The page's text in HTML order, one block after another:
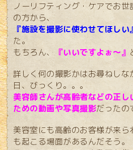
ノーリフティング・ケアでお
の方から、
『施設を撮影に使わせてほしい
た。
もちろん、『いいですよぉ～』
詳しく何の撮影かはお尋ねしな
日、びっくり。。。
美容師さんが高齢者などの正し
ための動画や写真撮影だったの
美容室にも高齢のお客様が来
も起こる場面があるんだそう。